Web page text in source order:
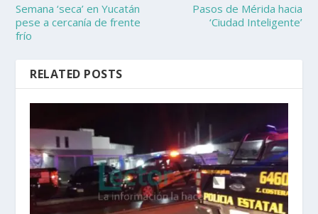
Semana ‘seca’ en Yucatán
pese a cercanía de frente
frío
Pasos de Mérida hacia
‘Ciudad Inteligente’
RELATED POSTS